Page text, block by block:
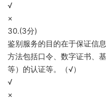
√
×
30.(3分)
鉴别服务的目的在于保证信
方法包括口令、数字证书、
等）的认证等。（√）
√
×